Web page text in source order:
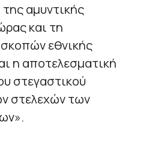
της αμυντικής
και τη
εθνικής
η αποτελεσματική
στεγαστικού
στελεχών των